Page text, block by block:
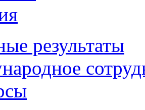
результаты